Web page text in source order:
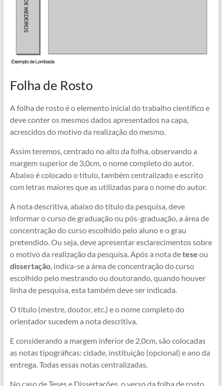
Folha de Rosto
A folha de rosto é o elemento inicial do trabalho científico e
deve conter os mesmos dados apresentados na capa,
acrescidos do motivo da realização do mesmo.
Assim teremos, centrado no alto da folha, observando a
margem superior de 3,0cm, o nome completo do autor.
Abaixo é colocado o título, também centralizado e escrito
com letras maiores que as utilizadas para o nome do autor.
A nota descritiva, abaixo do título da pesquisa, deve
informar o curso de graduação ou pós-graduação, a área de
concentração do curso escolhido pelo aluno e o grau
pretendido. Ou seja, deve apresentar esclarecimentos sobre
o motivo da realização da pesquisa. Após a nota detese ou
dissertação, indica-se a área de concentração do curso
escolhido pelo mestrando ou doutorando, quando houver
linha de pesquisa, esta também deve ser indicada.
O título (mestre, doutor, etc.) e o nome completo do
orientador sucedem a nota descritiva.
E considerando a margem inferior de 2,0cm, são colocadas
as notas tipográficas: cidade, instituição (opcional) e ano da
entrega. Todas essas notas centralizadas.
No caso de Teses e Dissertações, o verso da folha de rosto